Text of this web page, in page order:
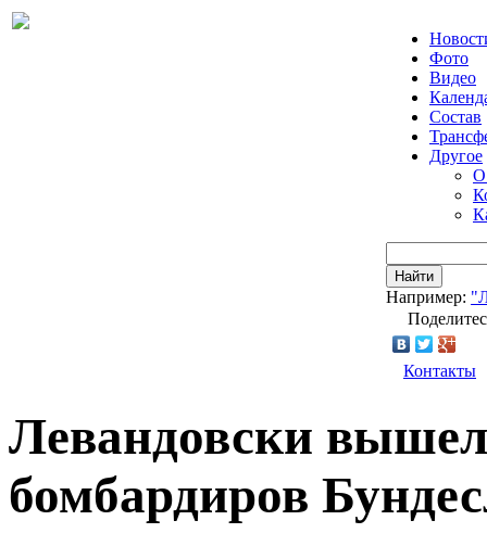
Фото
Видео
Состав
Другое
О
Найти
Например:
Контакты
Левандовски вышел
бомбардиров